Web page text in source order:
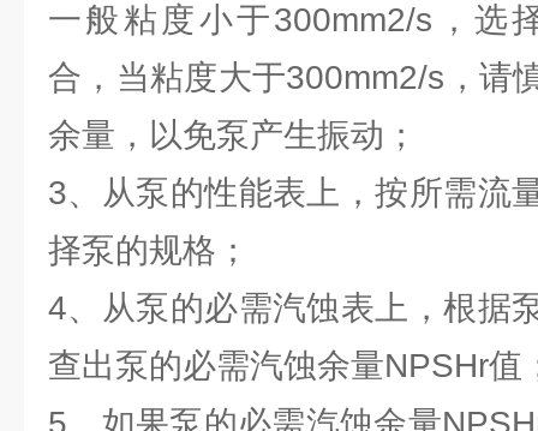
一般粘度小于300mm2/s，选
合，当粘度大于300mm2/s，请
余量，以免泵产生振动；
3、从泵的性能表上，按所需流
择泵的规格；
4、从泵的必需汽蚀表上，根据
查出泵的必需汽蚀余量NPSHr值
5、如果泵的必需汽蚀余量